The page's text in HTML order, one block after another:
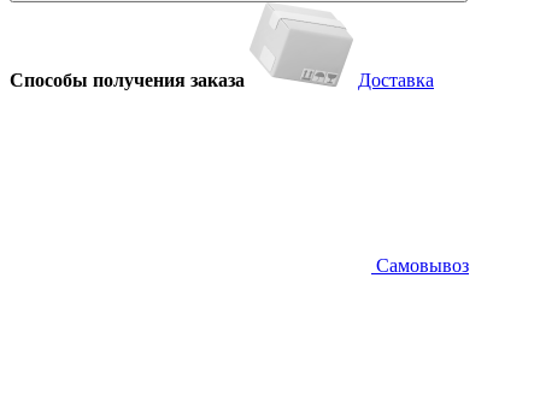
Способы получения заказа Доставка
Самовывоз